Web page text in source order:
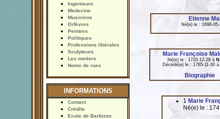
Ingenieurs
Medecine
Musiciens
Orfèvres
Peintres
Politiques
Professions libérales
Sculpteurs
Les metiers
Noms de rues
INFORMATIONS
Contact
Crédits
Ecole de Barbizon
Etienne
Né(e) le : 1696-
Marie Françoise
Né(e) le : 1720-12-28 à
Décédé(e) le : 1765-11-30 à
Biographie
1 Marie
Né(e) le :